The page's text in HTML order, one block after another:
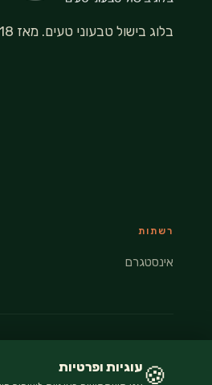
בלוג בישול טבעוני טעים. מאז 2018.
רשתות
אינסטגרם
🍪 עוגיות ופרטיות